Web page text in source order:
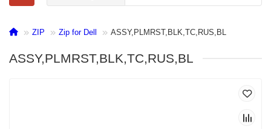
ZIP Zip for Dell ASSY,PLMRST,BLK,TC,RUS,BL
ASSY,PLMRST,BLK,TC,RUS,BL